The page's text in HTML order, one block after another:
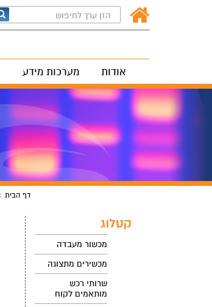
אודות מערכות מידע
דף הבית
קטלוג
מכשור מעבדה
מכשירים מתצוגה
שרותי רכש
מותאמים לקוח